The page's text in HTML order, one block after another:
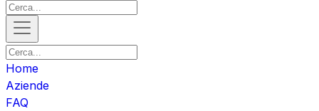
Home
Aziende
FAQ